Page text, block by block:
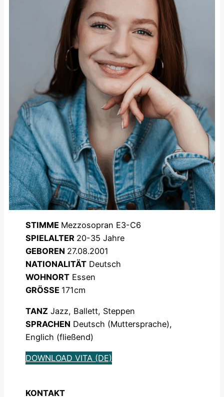
STIMME Mezzosopran E3-C6
SPIELALTER 20-35 Jahre
GEBOREN 27.08.2001
NATIONALITÄTDeutsch
WOHNORTEssen
GRÖSSE 171cm
TANZ Jazz, Ballett, Steppen
SPRACHEN Deutsch (Muttersprache),
Englich (fließend)
DOWNLOAD VITA (DE)
KONTAKT